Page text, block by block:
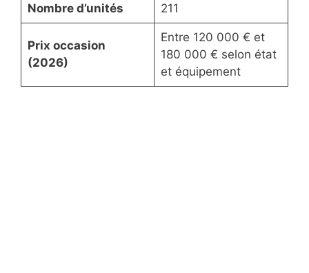
Nombre d’unités 211
Prix occasion
(2026)
Entre 120 000 € et
180 000 € selon état
et équipement